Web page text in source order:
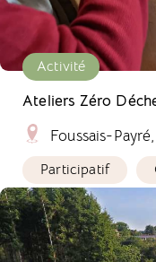
Activité
Ateliers Zéro
Foussais-
Participatif
Camping des étoiles :
la nature